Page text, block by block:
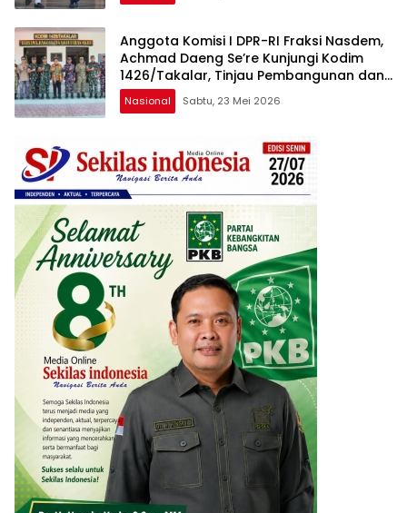
Anggota Komisi I DPR-RI Fraksi Nasdem,
Achmad Daeng Se’re Kunjungi Kodim
1426/Takalar, Tinjau Pembangunan dan
Serap Aspirasi Prajurit
Nasional Sabtu, 23 Mei 2026